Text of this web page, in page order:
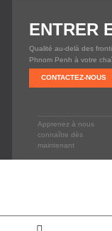
ENTRER
Qualité au-delà des
Phnom Penh à votre
CONTACTEZ-NOUS
Apprenez à nous
connaître dès
maintenant